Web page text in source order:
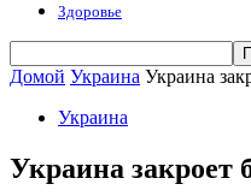
Здоровье
Домой Украина Украина
Украина
Украина закроет